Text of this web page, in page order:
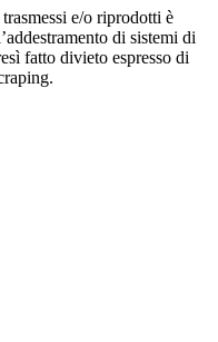
e/o riprodotti è
di sistemi di
fatto divieto espresso di